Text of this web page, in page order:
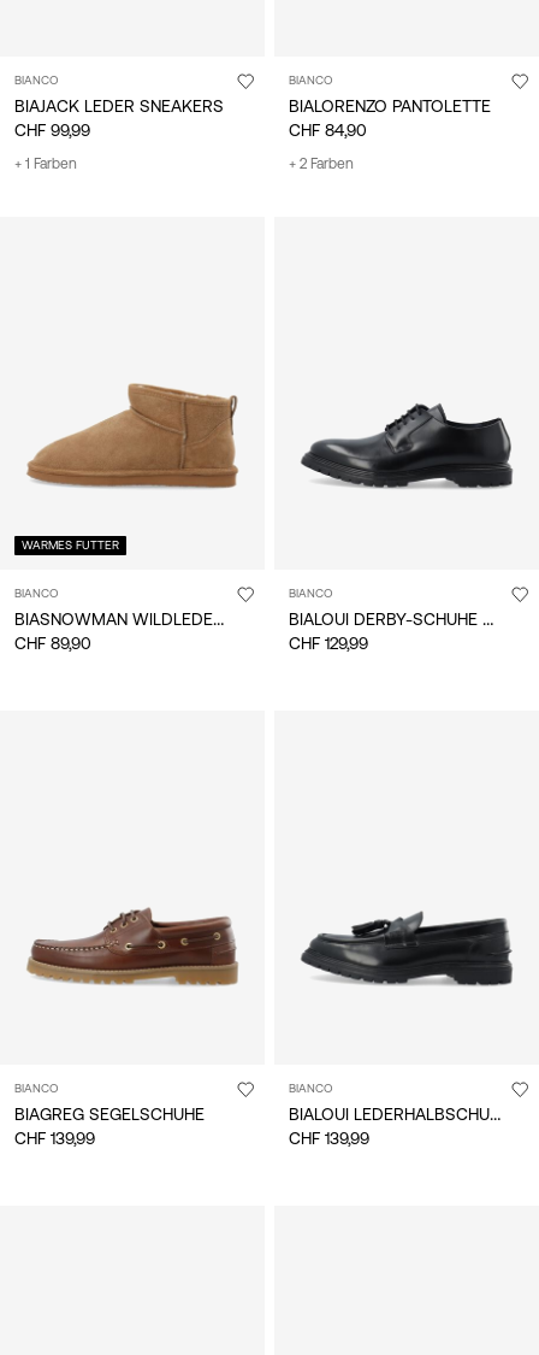
BIANCO
BIAJACK LEDER SNEAKERS
CHF 99,99
+ 1 Farben
BIANCO
BIALORENZO PANTOLETTE
CHF 84,90
+ 2 Farben
WARMES FUTTER
BIANCO
BIASNOWMAN WILDLEDERSTIEFELETTE
CHF 89,90
BIANCO
BIALOUI DERBY-SCHUHE AUS LEDER
CHF 129,99
BIANCO
BIAGREG SEGELSCHUHE
CHF 139,99
BIANCO
BIALOUI LEDERHALBSCHUHE
CHF 139,99